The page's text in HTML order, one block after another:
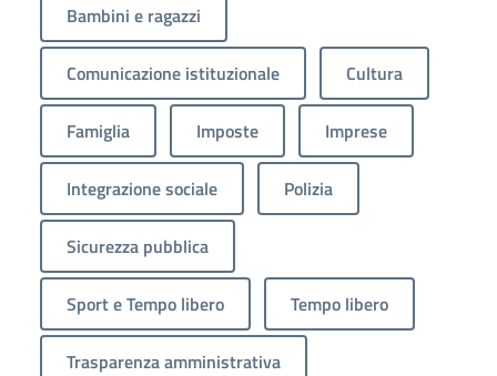
Bambini e ragazzi
Comunicazione istituzionale Cultura
Famiglia Imposte Imprese
Integrazione sociale Polizia
Sicurezza pubblica
Sport e Tempo libero Tempo libero
Trasparenza amministrativa